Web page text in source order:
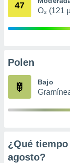
publicidad
de
1199
47
O₃ (121
Polen
Bajo
¿Qué
agosto?